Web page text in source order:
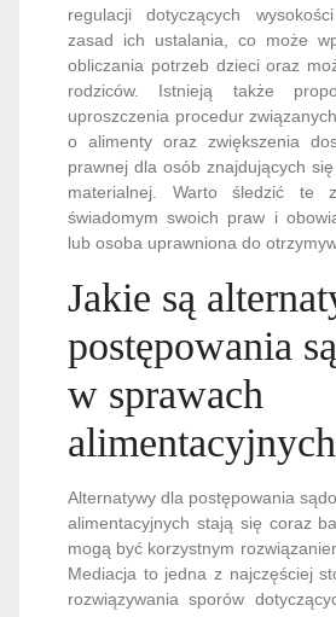
regulacji dotyczących
zasad ich ustalania, co może
obliczania potrzeb dzieci oraz
rodziców. Istnieją także
uproszczenia procedur
o alimenty oraz zwiększenia
prawnej dla osób znajdujących
materialnej. Warto śledzić te
świadomym swoich praw i
lub osoba uprawniona do
Jakie są
postępowania
w sprawach
alimentacyjnych
Alternatywy dla postępowania
alimentacyjnych stają się coraz
mogą być korzystnym
Mediacja to jedna z najczęściej
rozwiązywania sporów